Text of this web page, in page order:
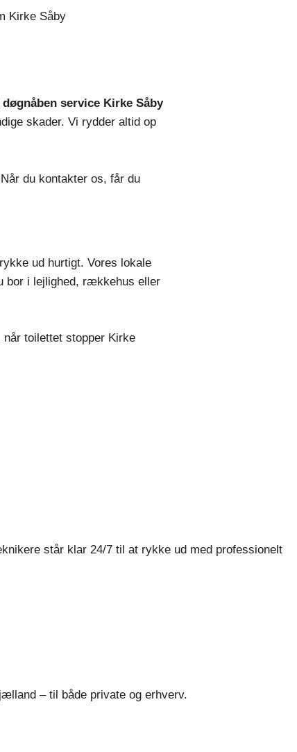
Kirke Såby
døgnåben service Kirke Såby
skader. Vi rydder altid op
du kontakter os, får du
ud hurtigt. Vores lokale
bor i lejlighed, rækkehus eller
toilettet stopper Kirke
står klar 24/7 til at rykke ud med professionelt
– til både private og erhverv.